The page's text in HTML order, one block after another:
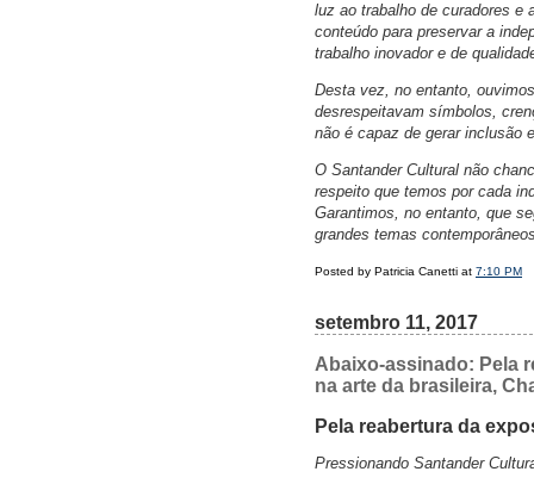
luz ao trabalho de curadores e
conteúdo para preservar a
trabalho inovador e de
Desta vez, no entanto,
desrespeitavam símbolos,
não é capaz de gerar inclusão
O Santander Cultural não
respeito que temos por cada
Garantimos, no entanto, que
grandes temas
Posted by Patricia Canetti at 7:10 PM
setembro 11, 2017
Abaixo-assinado: Pela
na arte da brasileira,
Pela reabertura da
Pressionando Santander